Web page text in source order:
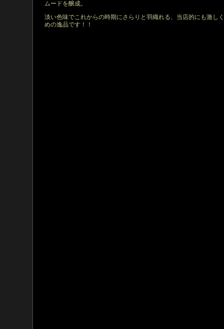
ムードを醸成。
淡い色味でこれからの時期にさらりと羽織れる、当店的にも激し
めの逸品です！！